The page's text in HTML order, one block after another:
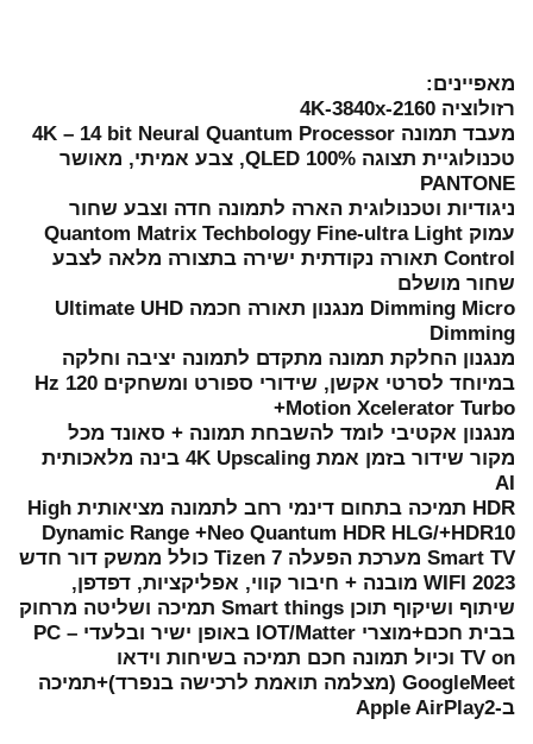
מאפיינים:
רזולוציה 4K-3840x-2160
מעבד תמונה 4K – 14 bit Neural Quantum Processor
טכנולוגיית תצוגה QLED 100%, צבע אמיתי, מאושר
PANTONE
ניגודיות וטכנולוגית הארה לתמונה חדה וצבע שחור
עמוק Quantom Matrix Techbology Fine-ultra Light
Control תאורה נקודתית ישירה בתצורה מלאה לצבע
שחור מושלם
Dimming Micro מנגנון תאורה חכמה Ultimate UHD
Dimming
מנגנון החלקת תמונה מתקדם לתמונה יציבה וחלקה
במיוחד לסרטי אקשן, שידורי ספורט ומשחקים Hz 120
+Motion Xcelerator Turbo
מנגנון אקטיבי לומד להשבחת תמונה + סאונד מכל
מקור שידור בזמן אמת 4K Upscaling בינה מלאכותית
AI
HDR תמיכה בתחום דינמי רחב לתמונה מציאותית High
Dynamic Range +Neo Quantum HDR HLG/+HDR10
Smart TV מערכת הפעלה 7 Tizen כולל ממשק דור חדש
2023 WIFI מובנה + חיבור קווי, אפליקציות, דפדפן,
שיתוף ושיקוף תוכן Smart things תמיכה ושליטה מרחוק
בבית חכם+מוצרי IOT/Matter באופן ישיר ובלעדי – PC
TV on וכיול תמונה חכם תמיכה בשיחות וידאו
GoogleMeet (מצלמה תואמת לרכישה בנפרד)+תמיכה
ב-Apple AirPlay2